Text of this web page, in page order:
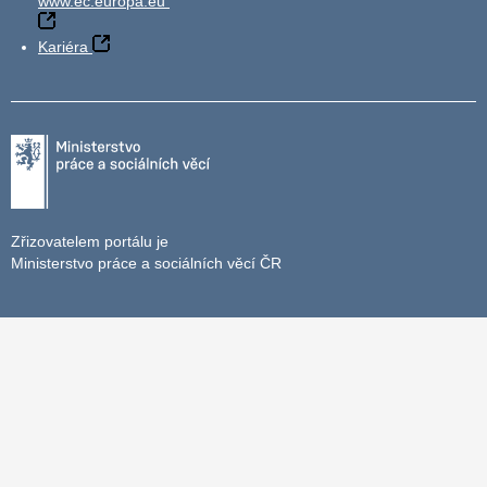
Kariéra
Zřizovatelem portálu je
Ministerstvo práce a sociálních věcí ČR